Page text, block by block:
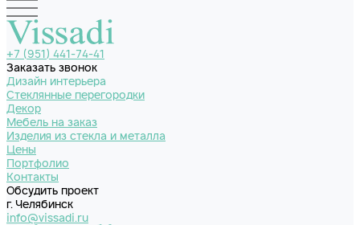
+7 (951) 441-74-41
Заказать звонок
Дизайн интерьера
Стеклянные перегородки
Декор
Мебель на заказ
Изделия из стекла и металла
Цены
Портфолио
Контакты
Обсудить проект
г. Челябинск
info@vissadi.ru